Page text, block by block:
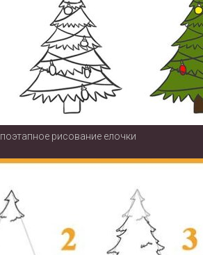
поэтапное рисование елочки